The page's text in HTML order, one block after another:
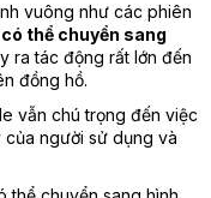
vuông như các phiên
có thể chuyển sang
ra tác động rất lớn đến
đồng hồ.
vẫn chú trọng đến việc
của người sử dụng và